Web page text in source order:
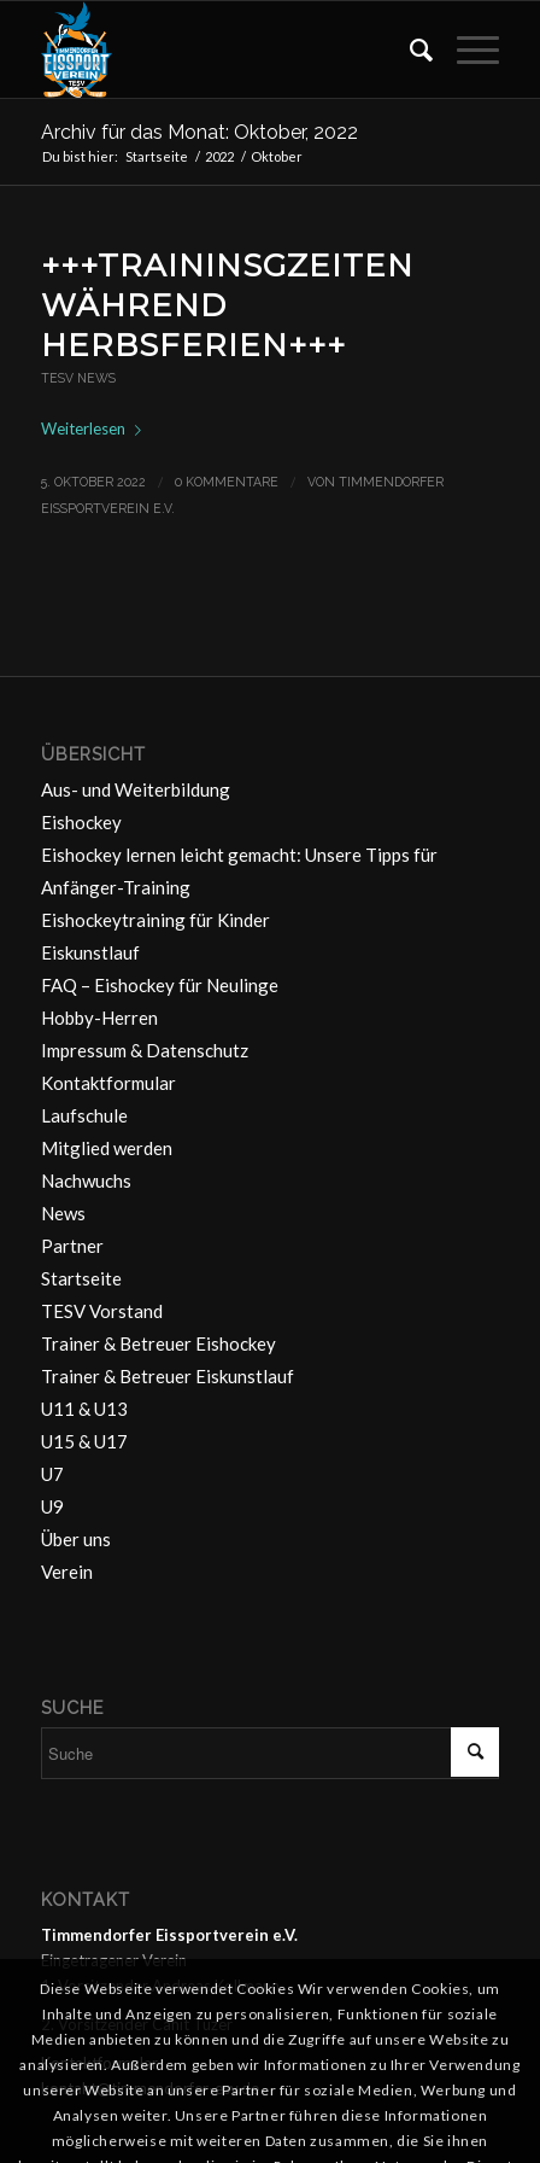
Archiv für das Monat: Oktober, 2022
Du bist hier: Startseite / 2022 / Oktober
+++TRAININSGZEITEN
WÄHREND
HERBSFERIEN+++
TESV NEWS
Weiterlesen
5. OKTOBER 2022 / 0 KOMMENTARE / VON TIMMENDORFER
EISSPORTVEREIN E.V.
ÜBERSICHT
Aus- und Weiterbildung
Eishockey
Eishockey lernen leicht gemacht: Unsere Tipps für
Anfänger-Training
Eishockeytraining für Kinder
Eiskunstlauf
FAQ – Eishockey für Neulinge
Hobby-Herren
Impressum & Datenschutz
Kontaktformular
Laufschule
Mitglied werden
Nachwuchs
News
Partner
Startseite
TESV Vorstand
Trainer & Betreuer Eishockey
Trainer & Betreuer Eiskunstlauf
U11 & U13
U15 & U17
U7
U9
Über uns
Verein
SUCHE
KONTAKT
Timmendorfer Eissportverein e.V.
Eingetragener Verein
1. Vorsitzender Andreas Kollmann
2. Vorsitzender Cahit Tüzer
Kontaktformular
kontakt@timmendorfer-esv.de
Diese Webseite verwendet Cookies Wir verwenden Cookies, um
Inhalte und Anzeigen zu personalisieren, Funktionen für soziale
Medien anbieten zu können und die Zugriffe auf unsere Website zu
analysieren. Außerdem geben wir Informationen zu Ihrer Verwendung
unserer Website an unsere Partner für soziale Medien, Werbung und
Analysen weiter. Unsere Partner führen diese Informationen
möglicherweise mit weiteren Daten zusammen, die Sie ihnen